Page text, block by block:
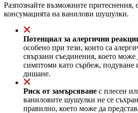
Разпознайте възможните притеснения,
консумацията на ванилови шушулки.
Потенциал за алергични
особено при тези, които са
свързани съединения, което може
симптоми като сърбеж, подуване
дишане.
Риск от замърсяване с плесен
ваниловите шушулки не се
правилно, което може да